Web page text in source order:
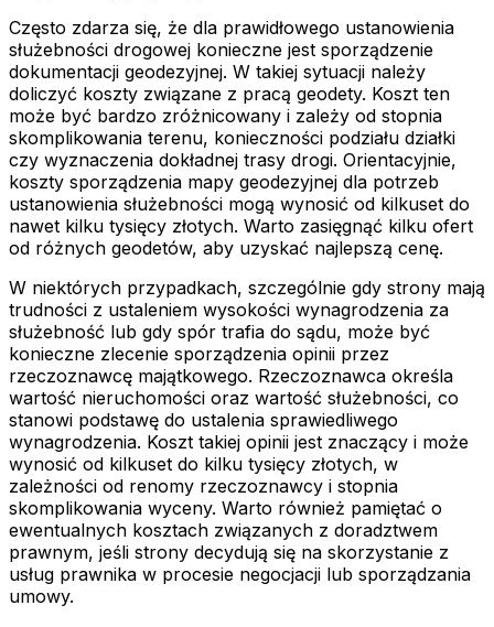
Często zdarza się, że dla prawidłowego ustanowienia
służebności drogowej konieczne jest sporządzenie
dokumentacji geodezyjnej. W takiej sytuacji należy
doliczyć koszty związane z pracą geodety. Koszt ten
może być bardzo zróżnicowany i zależy od stopnia
skomplikowania terenu, konieczności podziału działki
czy wyznaczenia dokładnej trasy drogi. Orientacyjnie,
koszty sporządzenia mapy geodezyjnej dla potrzeb
ustanowienia służebności mogą wynosić od kilkuset do
nawet kilku tysięcy złotych. Warto zasięgnąć kilku ofert
od różnych geodetów, aby uzyskać najlepszą cenę.
W niektórych przypadkach, szczególnie gdy strony mają
trudności z ustaleniem wysokości wynagrodzenia za
służebność lub gdy spór trafia do sądu, może być
konieczne zlecenie sporządzenia opinii przez
rzeczoznawcę majątkowego. Rzeczoznawca określa
wartość nieruchomości oraz wartość służebności, co
stanowi podstawę do ustalenia sprawiedliwego
wynagrodzenia. Koszt takiej opinii jest znaczący i może
wynosić od kilkuset do kilku tysięcy złotych, w
zależności od renomy rzeczoznawcy i stopnia
skomplikowania wyceny. Warto również pamiętać o
ewentualnych kosztach związanych z doradztwem
prawnym, jeśli strony decydują się na skorzystanie z
usług prawnika w procesie negocjacji lub sporządzania
umowy.